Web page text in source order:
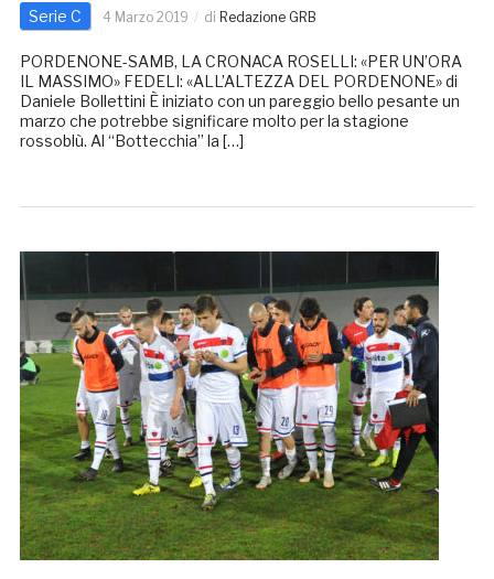
Serie C 4 Marzo 2019 di Redazione GRB
PORDENONE-SAMB, LA CRONACA ROSELLI: «PER UN’ORA
IL MASSIMO» FEDELI: «ALL’ALTEZZA DEL PORDENONE» di
Daniele Bollettini È iniziato con un pareggio bello pesante un
marzo che potrebbe significare molto per la stagione
rossoblù. Al “Bottecchia” la […]